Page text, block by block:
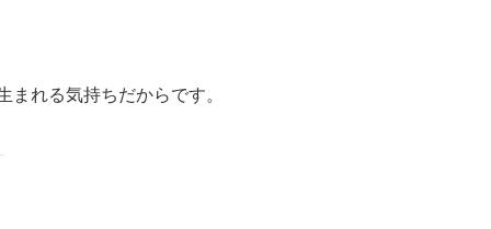
まれる気持ちだからです。